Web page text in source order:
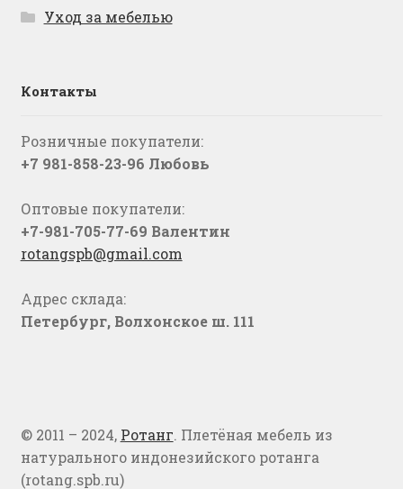
Уход за мебелью
Контакты
Розничные покупатели:
+7 981-858-23-96 Любовь
Оптовые покупатели:
+7-981-705-77-69 Валентин
rotangspb@gmail.com
Адрес склада:
Петербург, Волхонское ш. 111
© 2011 – 2024, Ротанг. Плетёная мебель из
натурального индонезийского ротанга
(rotang.spb.ru)